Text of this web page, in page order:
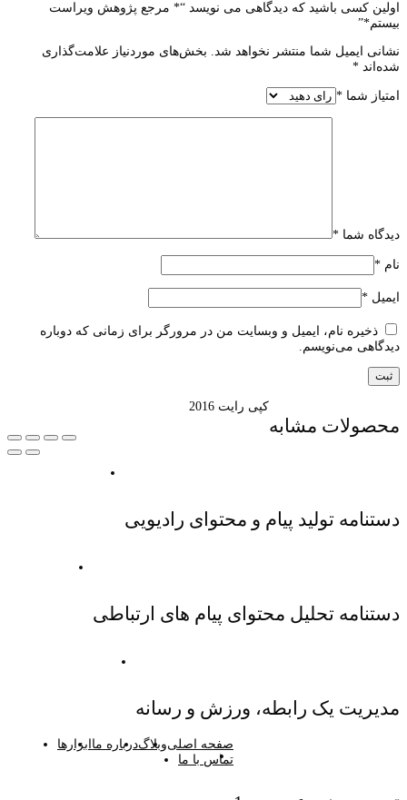
اولین کسی باشید که دیدگاهی می نویسد “* مرجع پژوهش ویراست
بيستم*”
نشانی ایمیل شما منتشر نخواهد شد. بخش‌های موردنیاز علامت‌گذاری
شده‌اند *
امتیاز شما *
دیدگاه شما *
نام *
ایمیل *
ذخیره نام، ایمیل و وبسایت من در مرورگر برای زمانی که دوباره
دیدگاهی می‌نویسم.
محصولات مشابه
دستنامه تولید پیام و محتوای رادیویی
دستنامه تحلیل محتوای پیام های ارتباطی
مدیریت یک رابطه، ورزش و رسانه
صفحه اصلیوبلاگدرباره ماابزارها
تماس با ما
کپی رایت 2016